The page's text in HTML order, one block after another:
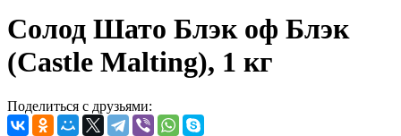
Солод Шато Блэк оф Блэк
(Castle Malting), 1 кг
Поделиться с друзьями: